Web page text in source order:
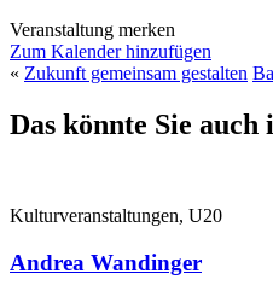
Veranstaltung merken
Zum Kalender hinzufügen
« Zukunft gemeinsam gestalten
Das könnte Sie auch
Kulturveranstaltungen, U20
Andrea Wandinger